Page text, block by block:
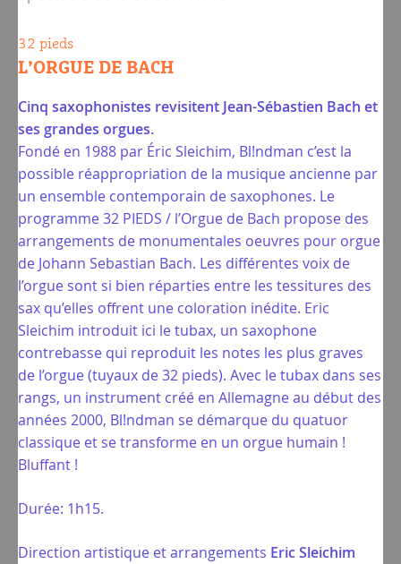
32 pieds
L’ORGUE DE BACH
Cinq saxophonistes revisitent Jean-Sébastien Bach et
ses grandes orgues.
Fondé en 1988 par Éric Sleichim, Bl!ndman c’est la
possible réappropriation de la musique ancienne par
un ensemble contemporain de saxophones. Le
programme 32 PIEDS / l’Orgue de Bach propose des
arrangements de monumentales oeuvres pour orgue
de Johann Sebastian Bach. Les différentes voix de
l’orgue sont si bien réparties entre les tessitures des
sax qu’elles offrent une coloration inédite. Eric
Sleichim introduit ici le tubax, un saxophone
contrebasse qui reproduit les notes les plus graves
de l’orgue (tuyaux de 32 pieds). Avec le tubax dans ses
rangs, un instrument créé en Allemagne au début des
années 2000, Bl!ndman se démarque du quatuor
classique et se transforme en un orgue humain !
Bluffant !
Durée: 1h15.
Direction artistique et arrangements Eric Sleichim